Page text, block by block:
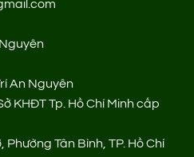
An Nguyên
KHĐT Tp. Hồ Chí Minh cấp
Tân Bình, TP. Hồ Chí